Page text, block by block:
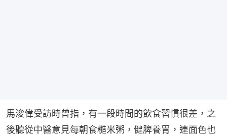
馬浚偉受訪時曾指，有一段時間的飲食習慣很差，之
後聽從中醫意見每朝食糙米粥，健脾養胃，連面色也